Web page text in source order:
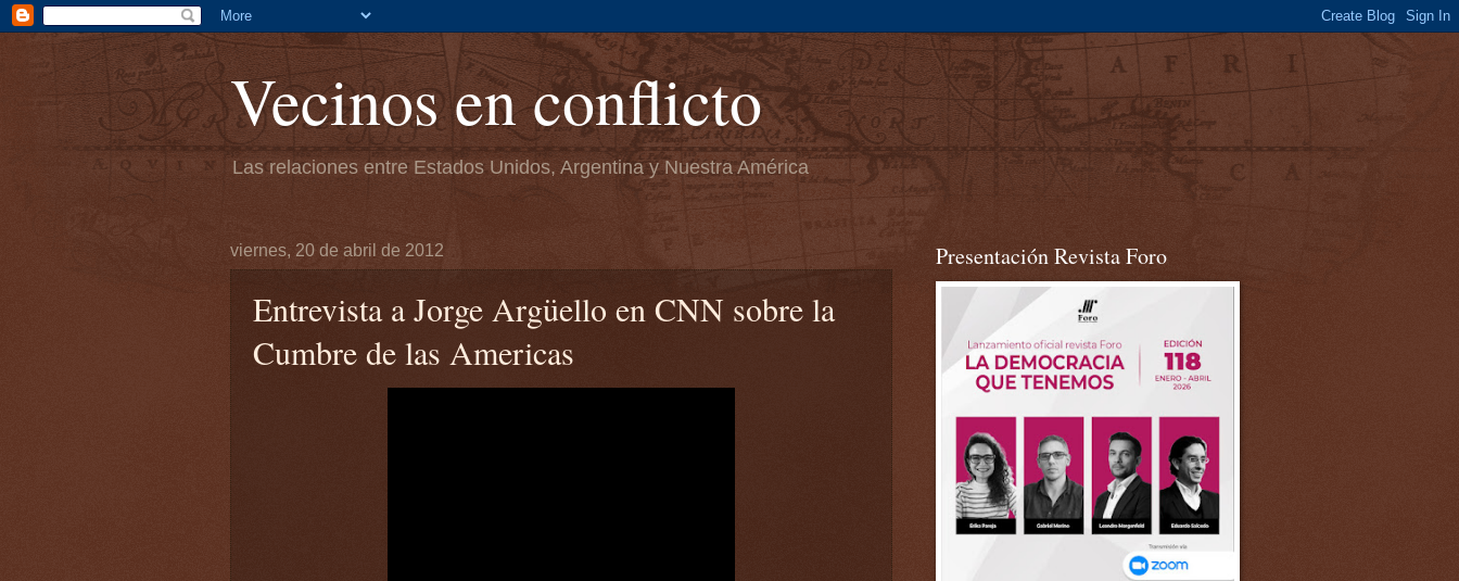
Vecinos en conflicto
Las relaciones entre Estados Unidos, Argentina y Nuestra América
viernes, 20 de abril de 2012
Entrevista a Jorge Argüello en CNN sobre la
Cumbre de las Americas
Presentación Revista Foro